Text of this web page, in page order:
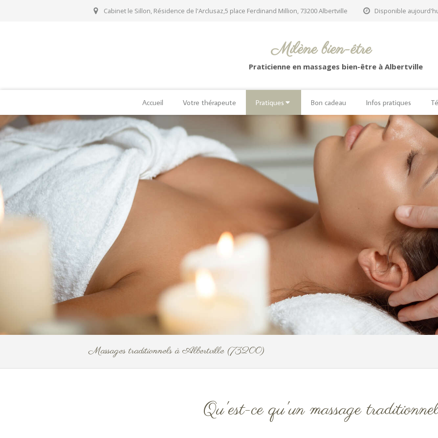
Cabinet le Sillon, Résidence de l'Arclusaz,5 place Ferdinand Million, 73200 Albertville Disponible
Milène bien-être
Praticienne en massages bien-être à Albertville
Accueil Votre thérapeute Pratiques Bon cadeau Infos pratiques
Massages traditionnels à Albertville (73200)
Qu'est-ce qu'un massage